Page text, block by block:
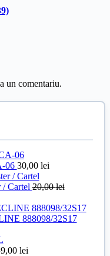
un comentariu.
06 30,00 lei
/ Cartel20,00lei
888098/32S17
lei